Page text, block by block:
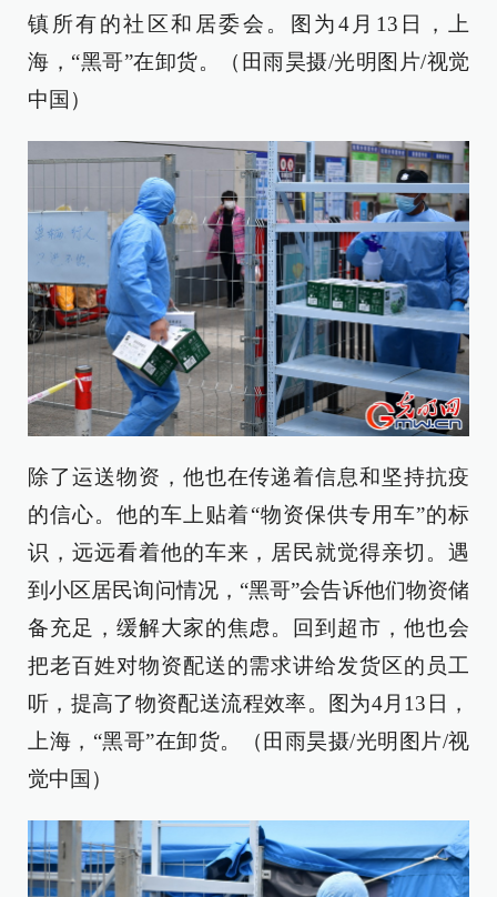
镇所有的社区和居委会。图为4月13日，上
海，“黑哥”在卸货。（田雨昊摄/光明图片/视觉
中国）
除了运送物资，他也在传递着信息和坚持抗疫
的信心。他的车上贴着“物资保供专用车”的标
识，远远看着他的车来，居民就觉得亲切。遇
到小区居民询问情况，“黑哥”会告诉他们物资储
备充足，缓解大家的焦虑。回到超市，他也会
把老百姓对物资配送的需求讲给发货区的员工
听，提高了物资配送流程效率。图为4月13日，
上海，“黑哥”在卸货。（田雨昊摄/光明图片/视
觉中国）